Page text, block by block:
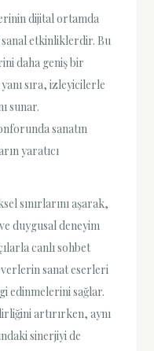
dijital ortamda
etkinliklerdir. Bu
daha geniş bir
sıra, izleyicilerle
sunar.
sanatın
yaratıcı
sınırlarını aşarak,
duygusal deneyim
canlı sohbet
sanat eserleri
edinmelerini sağlar.
artırırken, aynı
sinerjiyi de